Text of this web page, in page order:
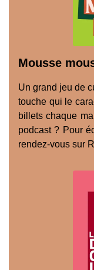
Mousse
Un grand jeu de
touche qui le
billets chaque
podcast ? Pour
rendez-vous sur